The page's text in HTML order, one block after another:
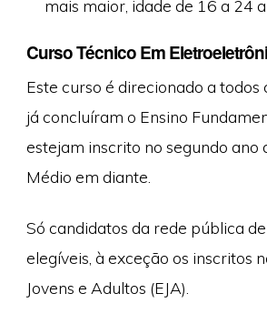
mais maior, idade de 16 a 24
Curso Técnico Em
Este curso é direcionado a todos
já concluíram o Ensino
estejam inscrito no segundo ano
Médio em diante.
Só candidatos da rede pública
elegíveis, à exceção os inscritos
Jovens e Adultos (EJA).